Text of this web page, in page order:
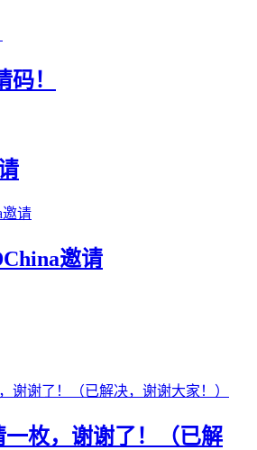
！
邀请
枚，谢谢了！（已解